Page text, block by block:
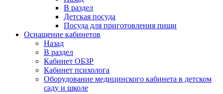
В раздел
Детская посуда
Посуда для приготовления пищи
Оснащение кабинетов
Назад
В раздел
Кабинет ОБЗР
Кабинет психолога
Оборудование медицинского кабинета в детском
саду и школе